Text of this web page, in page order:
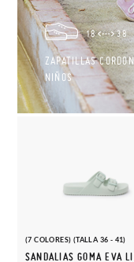
18 38
ZAPATILLAS
NIÑOS
(7 COLORES) (TALLA 36 - 41)
SANDALIAS GOMA EVA